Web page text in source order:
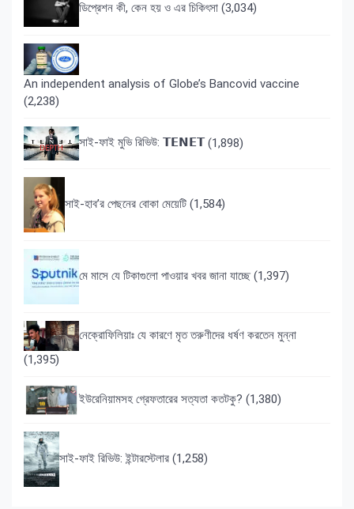
ডিপ্রেশন কী, কেন হয় ও এর চিকিৎসা (3,034)
An independent analysis of Globe’s Bancovid vaccine
(2,238)
সাই-ফাই মুভি রিভিউ: 𝗧𝗘𝗡𝗘𝗧 (1,898)
সাই-হাব’র পেছনের বোকা মেয়েটি (1,584)
মে মাসে যে টিকাগুলো পাওয়ার খবর জানা যাচ্ছে (1,397)
নেক্রোফিলিয়াঃ যে কারণে মৃত তরুণীদের ধর্ষণ করতেন মুন্না
(1,395)
ইউরেনিয়ামসহ গ্রেফতারের সত্যতা কতটকু? (1,380)
সাই-ফাই রিভিউ: ইন্টারস্টেলার (1,258)